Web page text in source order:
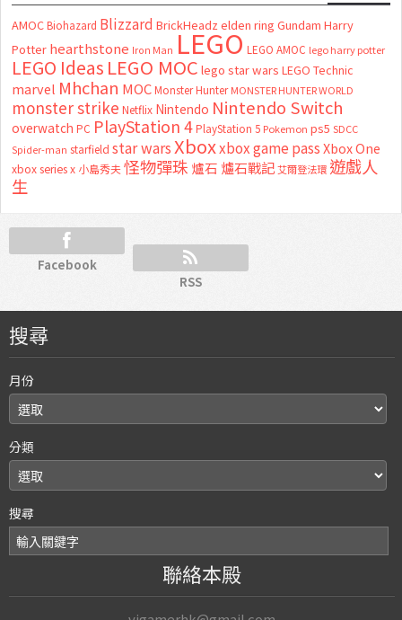
AMOC Biohazard Blizzard BrickHeadz elden ring Gundam Harry
Potter hearthstone Iron Man LEGO LEGO AMOC lego harry potter
LEGO Ideas LEGO MOC lego star wars LEGO Technic
marvel Mhchan MOC Monster Hunter MONSTER HUNTER WORLD
monster strike Netflix Nintendo Nintendo Switch
overwatch PC PlayStation 4 PlayStation 5 Pokemon ps5 SDCC
Spider-man starfield star wars Xboxxbox game passXbox One
xbox series x 小島秀夫怪物彈珠 爐石 爐石戰記艾爾登法環 遊戲人
生
Facebook
RSS
搜尋
月份
分類
搜尋
聯絡本殿